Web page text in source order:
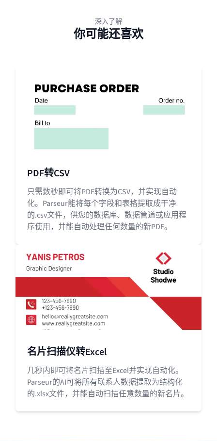
深入了解
你可能还喜欢
PDF转CSV
只需数秒即可将PDF转换为CSV，并实现自动
化。Parseur能将每个字段和表格提取成干净
的.csv文件，供您的数据库、数据管道或应用程
序使用，并能自动处理任何数量的新PDF。
名片扫描仪转Excel
几秒内即可将名片扫描至Excel并实现自动化。
Parseur的AI可将所有联系人数据提取为结构化
的.xlsx文件，并能自动扫描任意数量的新名片。